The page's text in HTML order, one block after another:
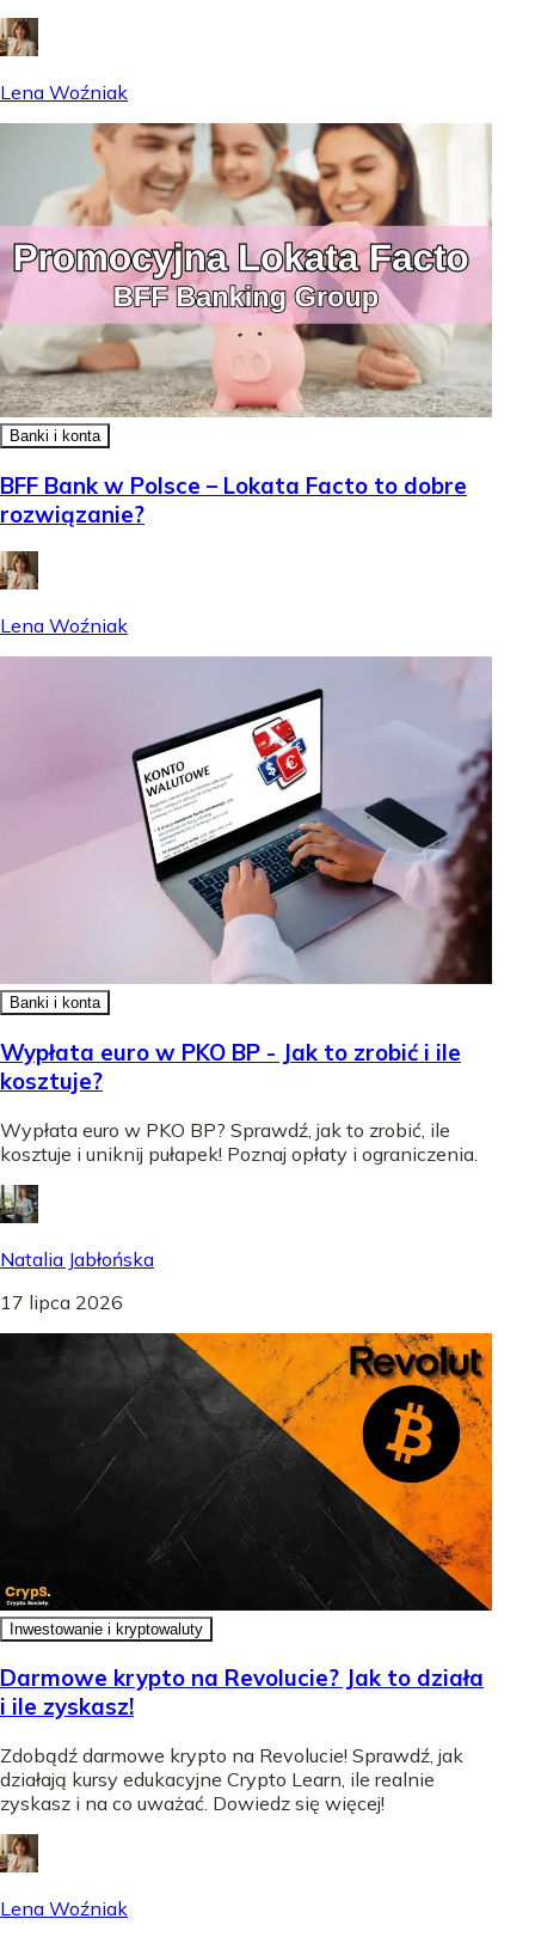
Lena Woźniak
Banki i konta
BFF Bank w Polsce – Lokata Facto to dobre
rozwiązanie?
Lena Woźniak
Banki i konta
Wypłata euro w PKO BP - Jak to zrobić i ile
kosztuje?
Wypłata euro w PKO BP? Sprawdź, jak to zrobić, ile
kosztuje i uniknij pułapek! Poznaj opłaty i ograniczenia.
Natalia Jabłońska
17 lipca 2026
Inwestowanie i kryptowaluty
Darmowe krypto na Revolucie? Jak to działa
i ile zyskasz!
Zdobądź darmowe krypto na Revolucie! Sprawdź, jak
działają kursy edukacyjne Crypto Learn, ile realnie
zyskasz i na co uważać. Dowiedz się więcej!
Lena Woźniak